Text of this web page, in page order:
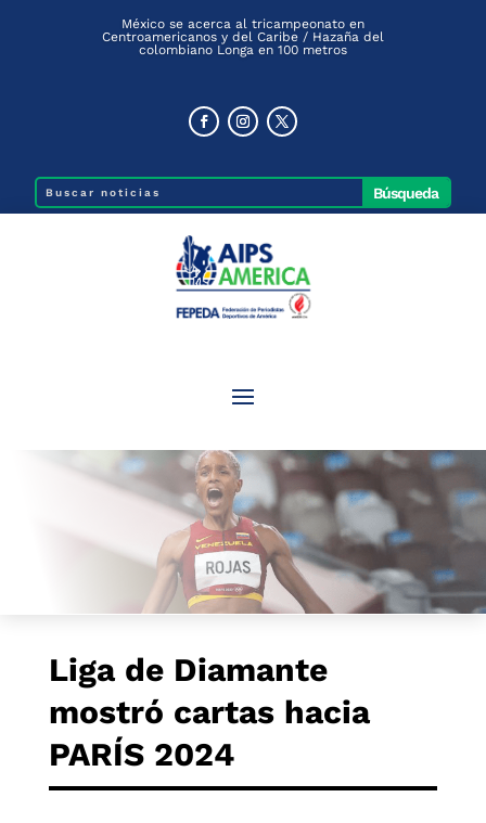
México se acerca al tricampeonato en
Centroamericanos y del Caribe / Hazaña del
colombiano Longa en 100 metros
Liga de Diamante
mostró cartas hacia
PARÍS 2024